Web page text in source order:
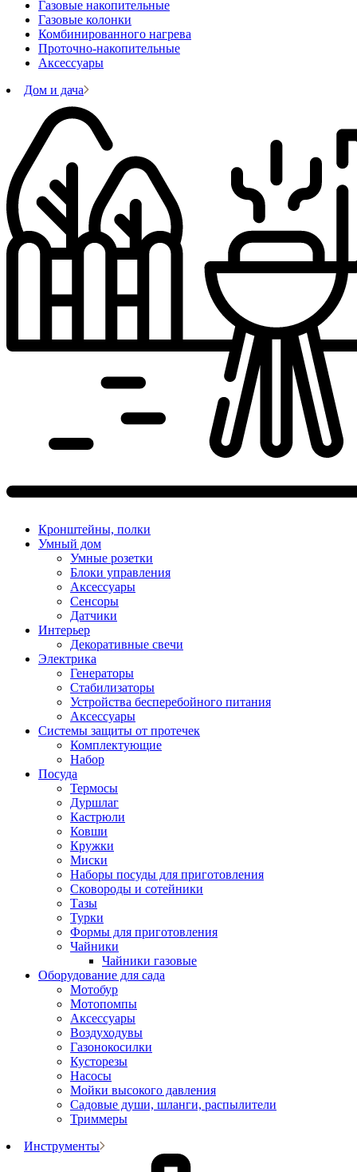
Газовые накопительные
Газовые колонки
Комбинированного нагрева
Проточно-накопительные
Аксессуары
Дом и дача
Кронштейны, полки
Умный дом
Умные розетки
Блоки управления
Аксессуары
Сенсоры
Датчики
Интерьер
Декоративные свечи
Электрика
Генераторы
Стабилизаторы
Устройства бесперебойного питания
Аксессуары
Системы защиты от протечек
Комплектующие
Набор
Посуда
Термосы
Дуршлаг
Кастрюли
Ковши
Кружки
Миски
Наборы посуды для приготовления
Сковороды и сотейники
Тазы
Турки
Формы для приготовления
Чайники
Чайники газовые
Оборудование для сада
Мотобур
Мотопомпы
Аксессуары
Воздуходувы
Газонокосилки
Кусторезы
Насосы
Мойки высокого давления
Садовые души, шланги, распылители
Триммеры
Инструменты